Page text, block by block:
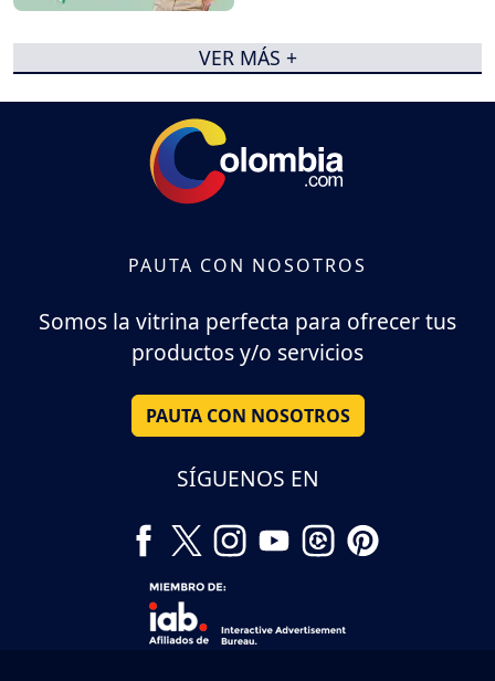
VER MÁS +
PAUTA CON NOSOTROS
Somos la vitrina perfecta para ofrecer tus
productos y/o servicios
PAUTA CON NOSOTROS
SÍGUENOS EN